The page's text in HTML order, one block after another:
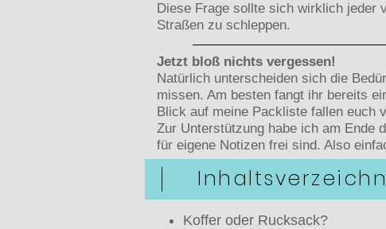
Diese Frage sollte sich wirklich jeder
Straßen zu schleppen.
Jetzt bloß nichts vergessen!
Natürlich unterscheiden sich die
missen. Am besten fangt ihr bereits
Blick auf meine Packliste fallen euch
Zur Unterstützung habe ich am Ende
für eigene Notizen frei sind. Also
Koffer oder Rucksack?